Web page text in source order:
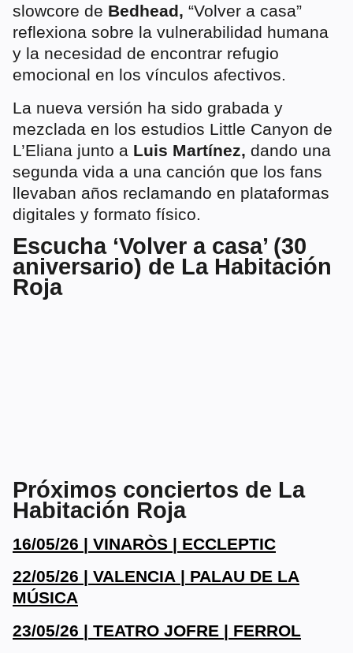
slowcore de Bedhead, “Volver a casa”
reflexiona sobre la vulnerabilidad humana
y la necesidad de encontrar refugio
emocional en los vínculos afectivos.
La nueva versión ha sido grabada y
mezclada en los estudios Little Canyon de
L’Eliana junto a Luis Martínez, dando una
segunda vida a una canción que los fans
llevaban años reclamando en plataformas
digitales y formato físico.
Escucha ‘Volver a casa’ (30
aniversario) de La Habitación
Roja
Próximos conciertos de La
Habitación Roja
16/05/26 | VINARÒS | ECCLEPTIC
22/05/26 | VALENCIA | PALAU DE LA
MÚSICA
23/05/26 | TEATRO JOFRE | FERROL